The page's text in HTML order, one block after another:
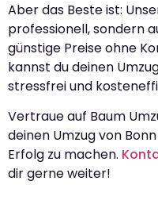
Aber das Beste ist:
professionell, sondern
günstige Preise ohne
kannst du deinen
stressfrei und
Vertraue auf Baum
deinen Umzug von
Erfolg zu machen.
dir gerne weiter!